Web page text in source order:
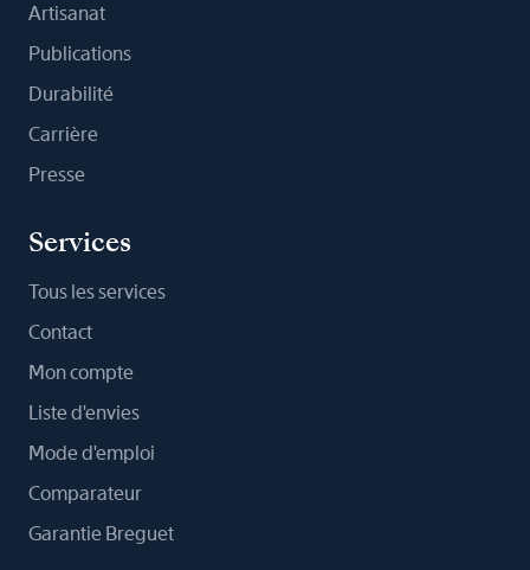
Artisanat
Publications
Durabilité
Carrière
Presse
Services
Tous les services
Contact
Mon compte
Liste d'envies
Mode d'emploi
Comparateur
Garantie Breguet